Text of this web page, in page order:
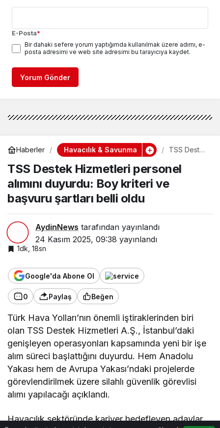
E-Posta*
Bir dahaki sefere yorum yaptığımda kullanılmak üzere adımı, e-
posta adresimi ve web site adresimi bu tarayıcıya kaydet.
Yorum Gönder
Haberler Havacılık & Savunma
TSS Destek
personel
alımını
duyurdu:
oldu
TSS Destek Hizmetleri personel
alımını duyurdu: Boy kriteri ve
başvuru şartları belli oldu
AydinNews tarafından yayınlandı
24 Kasım 2025, 09:38 yayınlandı
1dk, 18sn
Google'da Abone Ol
0 Paylaş Beğen
Türk Hava Yolları’nın önemli iştiraklerinden biri
olan TSS Destek Hizmetleri A.Ş., İstanbul’daki
genişleyen operasyonları kapsamında yeni bir işe
alım süreci başlattığını duyurdu. Hem Anadolu
Yakası hem de Avrupa Yakası’ndaki projelerde
görevlendirilmek üzere silahlı güvenlik görevlisi
alımı yapılacağı açıklandı.
Havacılık sektöründe kariyer hedefleyen adaylar